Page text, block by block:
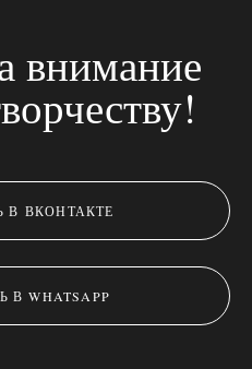
внимание
В ВКОНТАКТЕ
WHATSAPP